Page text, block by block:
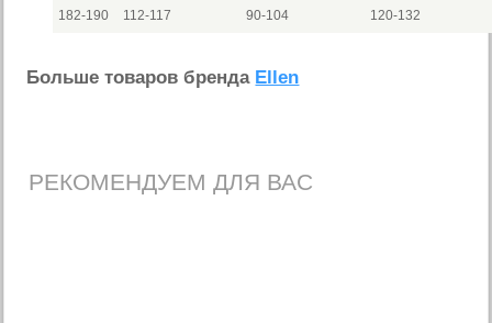
182-190 112-117 90-104 120-132
Больше товаров бренда Ellen
РЕКОМЕНДУЕМ ДЛЯ ВАС